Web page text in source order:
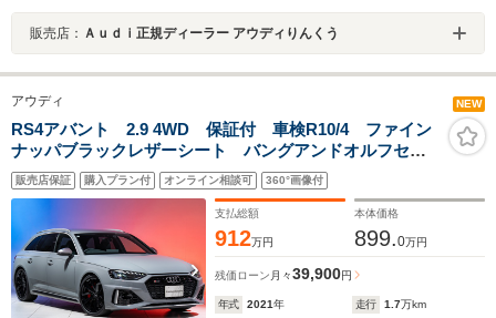
販売店： Ａｕｄｉ正規ディーラー アウディりんくう
アウディ NEW
RS4アバント 2.9 4WD 保証付 車検R10/4 ファイン
ナッパブラックレザーシート バングアンドオルフセン
オーディオ マトリクスLEDヘッドライト 20インチア
ルミ レッドキャリパー バーチャルコックピット パ
ークアシストパッケージ
販売店保証 購入プラン付 オンライン相談可 360°画像付
支払総額
912万円
本体価格
899.0万円
残価ローン 月々39,900円
年式 2021年 走行 1.7万km